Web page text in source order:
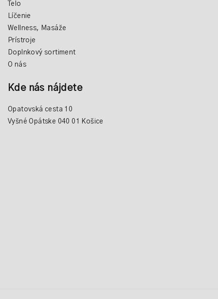
Telo
Líčenie
Wellness, Masáže
Prístroje
Doplnkový sortiment
O nás
Kde nás nájdete
Opatovská cesta 10
Vyšné Opátske 040 01 Košice